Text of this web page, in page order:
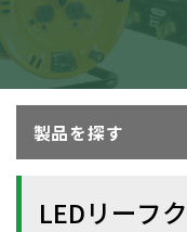
製品を探す
LEDリーフ